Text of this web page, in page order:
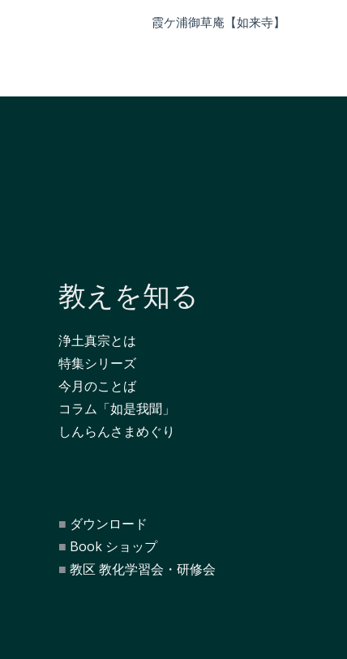
霞ケ浦御草庵【如来寺】
教えを知る
浄土真宗とは
特集シリーズ
今月のことば
コラム「如是我聞」
しんらんさまめぐり
ダウンロード
Book ショップ
教区 教化学習会・研修会